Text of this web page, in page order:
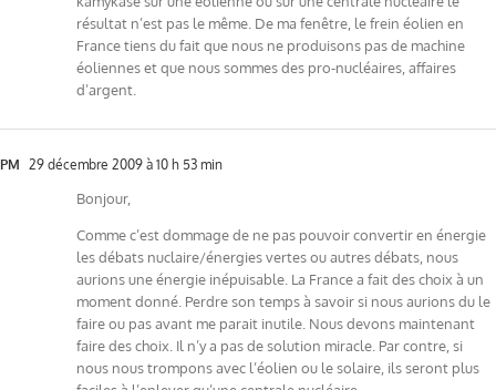
résultat n’est pas le même. De ma fenêtre, le frein éolien en
France tiens du fait que nous ne produisons pas de machine
éoliennes et que nous sommes des pro-nucléaires, affaires
d’argent.
PM 29 décembre 2009 à 10 h 53 min
Bonjour,
Comme c’est dommage de ne pas pouvoir convertir en énergie
les débats nuclaire/énergies vertes ou autres débats, nous
aurions une énergie inépuisable. La France a fait des choix à un
moment donné. Perdre son temps à savoir si nous aurions du le
faire ou pas avant me parait inutile. Nous devons maintenant
faire des choix. Il n’y a pas de solution miracle. Par contre, si
nous nous trompons avec l’éolien ou le solaire, ils seront plus